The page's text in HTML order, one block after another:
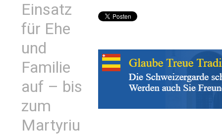
Einsatz
für Ehe
und
Familie
auf – bis
zum
Martyriu